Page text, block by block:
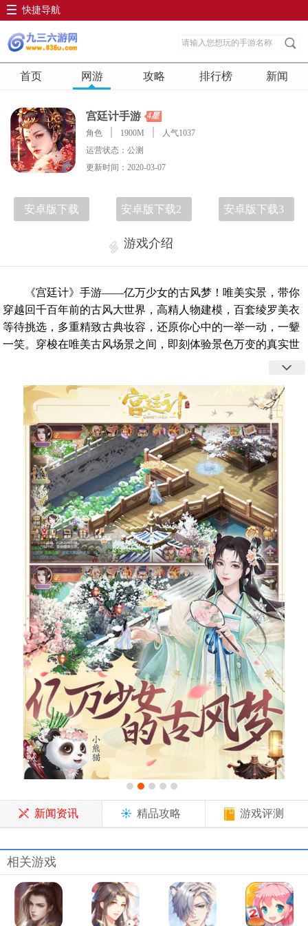
快捷导航
首页 网游 攻略 排行榜 新闻
宫廷计手游
4星
角色
1900M
人气1037
运营状态：公测
更新时间：2020-03-07
安卓版下载 安卓版下载2 安卓版下载3
游戏介绍
《宫廷计》手游——亿万少女的古风梦！唯美实景，带你
穿越回千百年前的古风大世界，高精人物建模，百套绫罗美衣
等待挑选，多重精致古典妆容，还原你心中的一举一动，一颦
一笑。穿梭在唯美古风场景之间，即刻体验景色万变的真实世
新闻资讯 精品攻略 游戏评测
相关游戏